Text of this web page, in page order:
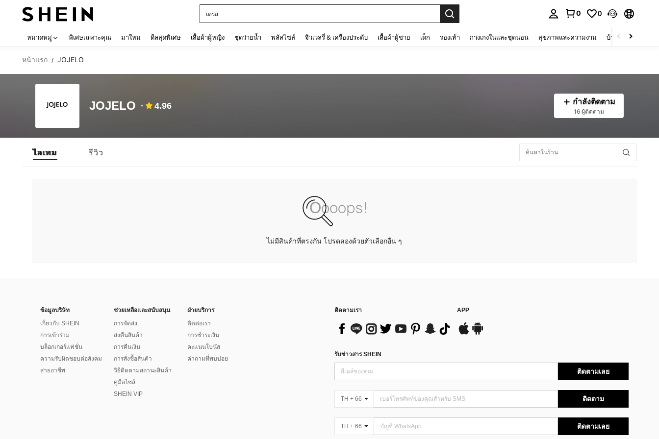
เดรส
0 0
หมวดหมู่ พิเศษเฉพาะคุณ มาใหม่ ดีลสุดพิเศษ เสื้อผ้าผู้หญิง ชุดว่ายน้ำ พลัสไซส์ จิวเวลรี่ & เครื่องประดับ เสื้อผ้าผู้ชาย เด็ก รองเท้า กางเกงในและชุดนอน สุขภาพและความงาม บ้านและที่อยู่อาศัย
หน้าแรก / JOJELO
JOJELO 4.96 กำลังติดตาม
16 ผู้ติดตาม
ไอเทม รีวิว
ไม่มีสินค้าที่ตรงกัน โปรดลองด้วยตัวเลือกอื่น ๆ
ข้อมูลบริษัท
เกี่ยวกับ SHEIN
การเข้าร่วม
บล็อกเกอร์แฟชั่น
ความรับผิดชอบต่อสังคม
สายอาชีพ
ช่วยเหลือและสนับสนุน
การจัดส่ง
ส่งคืนสินค้า
การคืนเงิน
การสั่งซื้อสินค้า
วิธีติดตามสถานะสินค้า
คู่มือไซส์
SHEIN VIP
ฝ่ายบริการ
ติดต่อเรา
การชำระเงิน
คะแนนโบนัส
คำถามที่พบบ่อย
ติดตามเรา APP
รับข่าวสาร SHEIN
ติดตามเลย
TH + 66 ติดตาม
TH + 66 ติดตามเลย